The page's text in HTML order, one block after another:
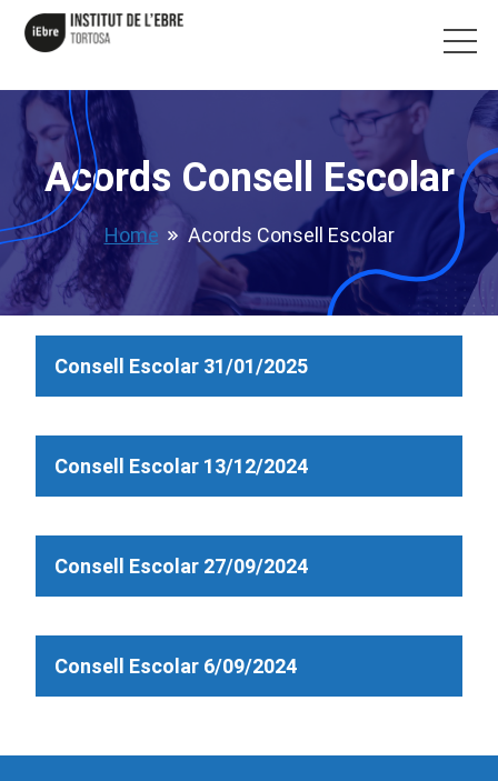
Acords Consell Escolar
Home Acords Consell Escolar
Consell Escolar 31/01/2025
Consell Escolar 13/12/2024
Consell Escolar 27/09/2024
Consell Escolar 6/09/2024